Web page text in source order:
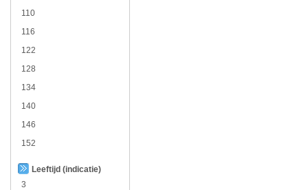
110
116
122
128
134
140
146
152
Leeftijd (indicatie)
3